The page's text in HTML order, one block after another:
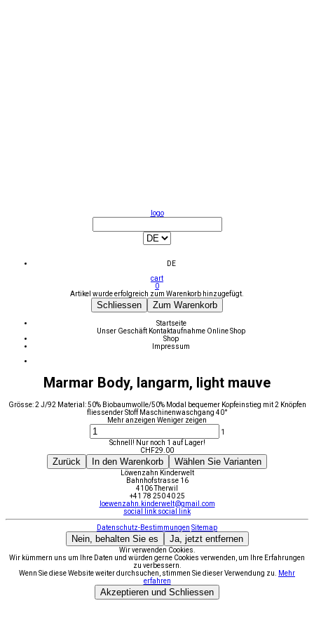
logo
DE
cart
0
Artikel wurde erfolgreich zum Warenkorb hinzugefügt.
Schliessen Zum Warenkorb
Startseite
Unser Geschäft Kontaktaufnahme Online Shop
Shop
Impressum
Marmar Body, langarm, light mauve
Grösse: 2 J/92 Material: 50% Biobaumwolle/50% Modal bequemer Kopfeinstieg mit 2 Knöpfen
fliessender Stoff Maschinenwaschgang 40°
Mehr anzeigen Weniger zeigen
1
Schnell! Nur noch 1 auf Lager!
CHF29.00
Zurück In den Warenkorb Wählen Sie Varianten
Löwenzahn Kinderwelt
Bahnhofstrasse 16
4106 Therwil
+41 78 250 40 25
loewenzahn.kinderwelt@gmail.com
social link social link
Datenschutz-Bestimmungen Sitemap
Nein, behalten Sie es Ja, jetzt entfernen
Wir verwenden Cookies.
Wir kümmern uns um Ihre Daten und würden gerne Cookies verwenden, um Ihre Erfahrungen
zu verbessern.
Wenn Sie diese Website weiter durchsuchen, stimmen Sie dieser Verwendung zu.
Mehr
erfahren
Akzeptieren und Schliessen